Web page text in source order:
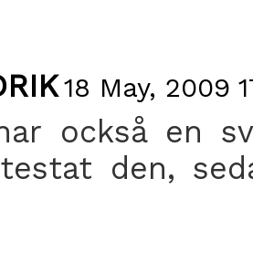
18 May, 2009
också en
den,